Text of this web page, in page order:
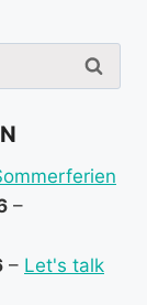
–
– Let's talk